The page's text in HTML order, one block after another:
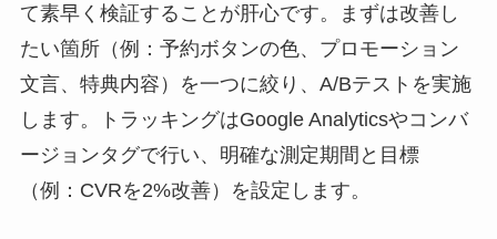
て素早く検証することが肝心です。まずは改善し
たい箇所（例：予約ボタンの色、プロモーション
文言、特典内容）を一つに絞り、A/Bテストを実施
します。トラッキングはGoogle Analyticsやコンバ
ージョンタグで行い、明確な測定期間と目標
（例：CVRを2%改善）を設定します。